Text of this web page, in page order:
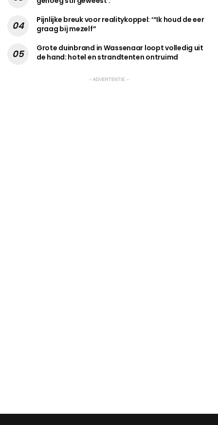
Pijnlijke breuk voor realitykoppel: ‘“Ik houd de eer
graag bij mezelf”
Grote duinbrand in Wassenaar loopt volledig uit
de hand: hotel en strandtenten ontruimd
-- ADVERTENTIE --